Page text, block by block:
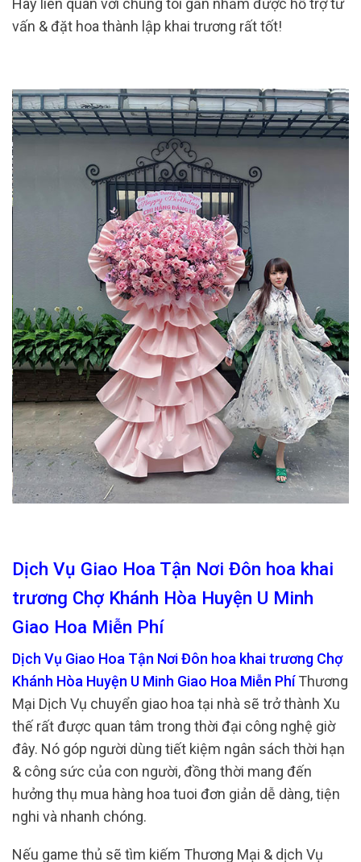
vấn & đặt hoa thành lập khai trương rất tốt!
Dịch Vụ Giao Hoa Tận Nơi Đôn hoa khai
trương Chợ Khánh Hòa Huyện U Minh
Giao Hoa Miễn Phí
Dịch Vụ Giao Hoa Tận Nơi Đôn hoa khai trương Chợ
Khánh Hòa Huyện U Minh Giao Hoa Miễn PhíThương
Mại Dịch Vụ chuyển giao hoa tại nhà sẽ trở thành Xu
thế rất được quan tâm trong thời đại công nghệ giờ
đây. Nó góp người dùng tiết kiệm ngân sách thời hạn
& công sức của con người, đồng thời mang đến
hưởng thụ mua hàng hoa tuoi đơn giản dễ dàng, tiện
nghi và nhanh chóng.
Nếu game thủ sẽ tìm kiếm Thương Mại & dịch Vụ